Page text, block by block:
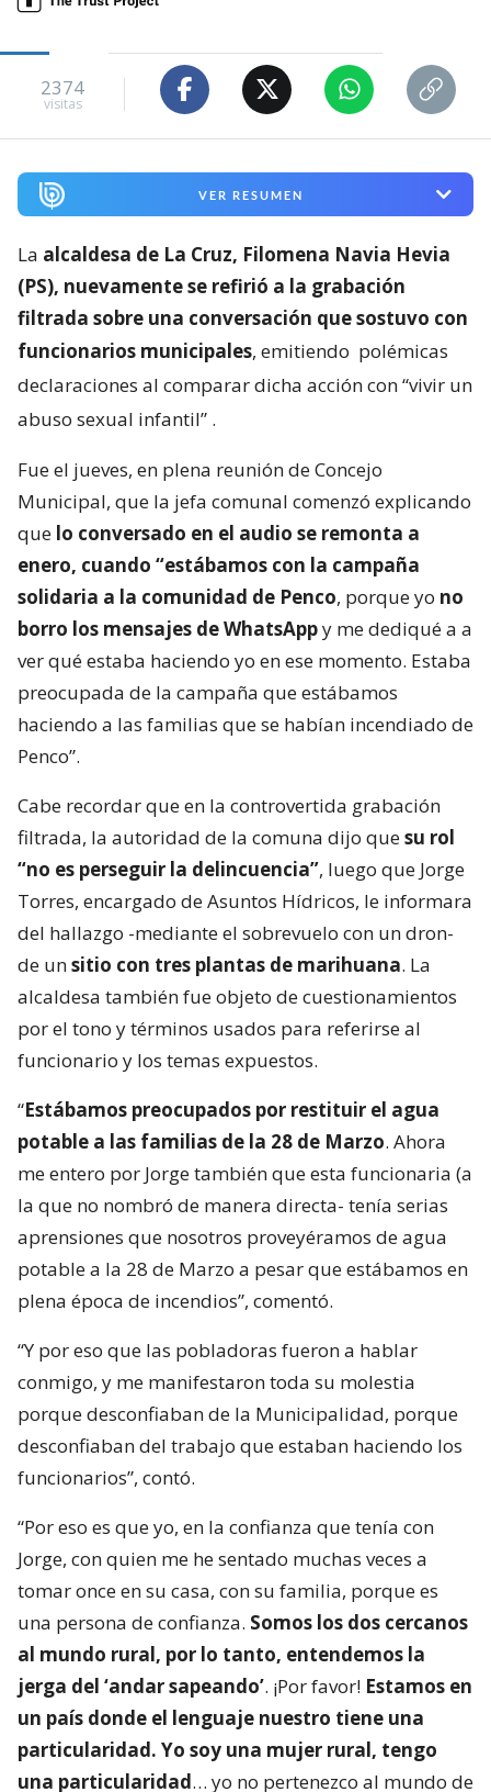
2374
visitas
VER RESUMEN
La alcaldesa de La Cruz, Filomena Navia Hevia
(PS), nuevamente se refirió a la grabación
filtrada sobre una conversación que sostuvo con
funcionarios municipales, emitiendo polémicas
declaraciones al comparar dicha acción con “vivir un
abuso sexual infantil” .
Fue el jueves, en plena reunión de Concejo
Municipal, que la jefa comunal comenzó explicando
que lo conversado en el audio se remonta a
enero, cuando “estábamos con la campaña
solidaria a la comunidad de Penco, porque yo no
borro los mensajes de WhatsAppy me dediqué a a
ver qué estaba haciendo yo en ese momento. Estaba
preocupada de la campaña que estábamos
haciendo a las familias que se habían incendiado de
Penco”.
Cabe recordar que en la controvertida grabación
filtrada, la autoridad de la comuna dijo quesu rol
“no es perseguir la delincuencia”, luego que Jorge
Torres, encargado de Asuntos Hídricos, le informara
del hallazgo -mediante el sobrevuelo con un dron-
de unsitio con tres plantas de marihuana. La
alcaldesa también fue objeto de cuestionamientos
por el tono y términos usados para referirse al
funcionario y los temas expuestos.
“Estábamos preocupados por restituir el agua
potable a las familias de la 28 de Marzo. Ahora
me entero por Jorge también que esta funcionaria (a
la que no nombró de manera directa- tenía serias
aprensiones que nosotros proveyéramos de agua
potable a la 28 de Marzo a pesar que estábamos en
plena época de incendios”, comentó.
“Y por eso que las pobladoras fueron a hablar
conmigo, y me manifestaron toda su molestia
porque desconfiaban de la Municipalidad, porque
desconfiaban del trabajo que estaban haciendo los
funcionarios”, contó.
“Por eso es que yo, en la confianza que tenía con
Jorge, con quien me he sentado muchas veces a
tomar once en su casa, con su familia, porque es
una persona de confianza. Somos los dos cercanos
al mundo rural, por lo tanto, entendemos la
jerga del ‘andar sapeando’. ¡Por favor! Estamos en
un país donde el lenguaje nuestro tiene una
particularidad. Yo soy una mujer rural, tengo
una particularidad… yo no pertenezco al mundo de